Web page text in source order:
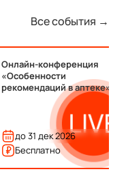
Все события →
Онлайн-конференция
«Особенности
рекомендаций в аптеке»
до 31 дек 2026
Бесплатно